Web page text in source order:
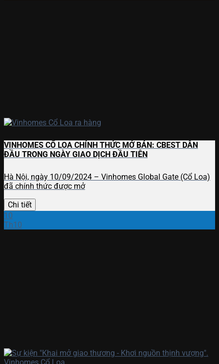
VINHOMES CỔ LOA CHÍNH THỨC MỞ BÁN: CBEST DẪN
ĐẦU TRONG NGÀY GIAO DỊCH ĐẦU TIÊN
Hà Nội, ngày 10/09/2024 – Vinhomes Global Gate (Cổ Loa)
đã chính thức được mở
Chi tiết
10
Th10